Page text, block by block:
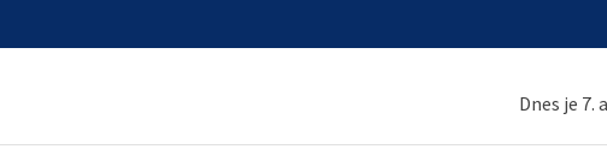
Dnes je 7.